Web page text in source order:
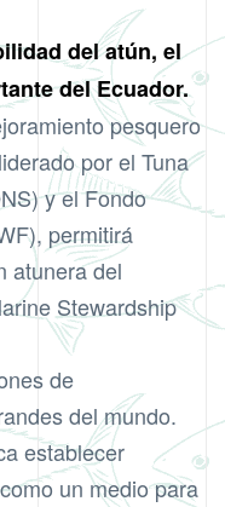
del atún, el
del Ecuador.
pesquero
por el Tuna
y el Fondo
permitirá
atunera del
Stewardship
de
del mundo.
establecer
un medio para